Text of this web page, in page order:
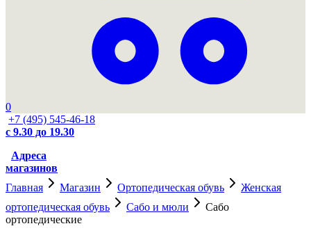
0
+7 (495) 545-46-18
с 9.30 до 19.30
Адреса
магазинов
Главная
Магазин Ортопедическая обувь
Женская
ортопедическая обувь
Сабо и мюли
Сабо
ортопедические